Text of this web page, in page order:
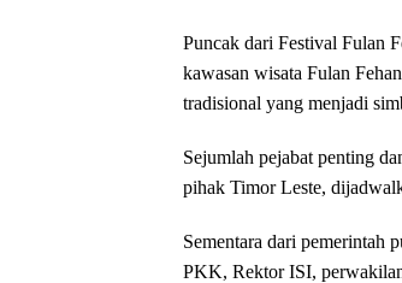
​Puncak dari Festival Fulan
kawasan wisata Fulan
tradisional yang menjadi
​Sejumlah pejabat penting
pihak Timor Leste,
​Sementara dari pemerintah
PKK, Rektor ISI,